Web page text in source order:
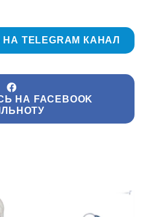
TELEGRAM КАНАЛ
НА FACEBOOK